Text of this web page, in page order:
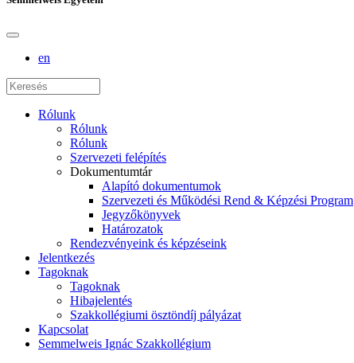
en
Rólunk
Rólunk
Rólunk
Szervezeti felépítés
Dokumentumtár
Alapító dokumentumok
Szervezeti és Működési Rend & Képzési Program
Jegyzőkönyvek
Határozatok
Rendezvényeink és képzéseink
Jelentkezés
Tagoknak
Tagoknak
Hibajelentés
Szakkollégiumi ösztöndíj pályázat
Kapcsolat
Semmelweis Ignác Szakkollégium